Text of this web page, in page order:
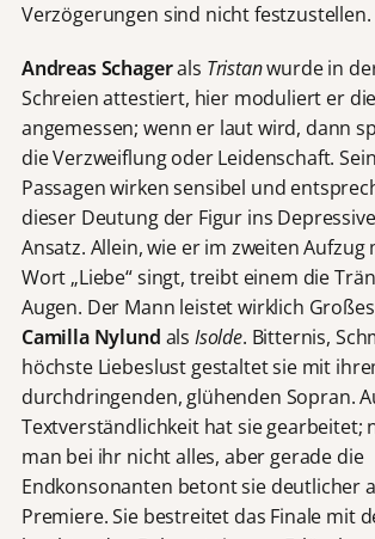
Verzögerungen sind nicht festzustellen.
Andreas Schagerals Tristanwurde in
Schreien attestiert, hier moduliert er
angemessen; wenn er laut wird, dann
die Verzweiflung oder Leidenschaft.
Passagen wirken sensibel und
dieser Deutung der Figur ins
Ansatz. Allein, wie er im zweiten Aufzug
Wort „Liebe“ singt, treibt einem die
Augen. Der Mann leistet wirklich
Camilla Nylund als Isolde. Bitternis,
höchste Liebeslust gestaltet sie mit
durchdringenden, glühenden Sopran.
Textverständlichkeit hat sie gearbeitet;
man bei ihr nicht alles, aber gerade die
Endkonsonanten betont sie deutlicher
Premiere. Sie bestreitet das Finale mit